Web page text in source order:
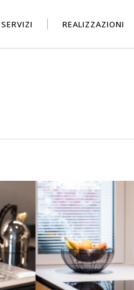
SERVIZI REALIZZAZIONI